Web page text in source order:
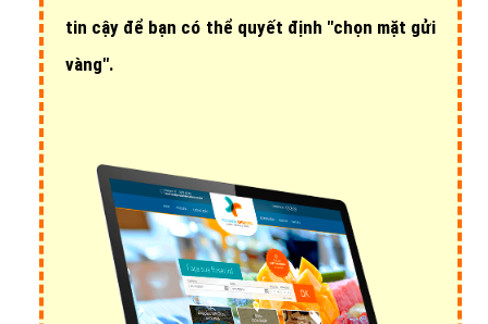
tin cậy để bạn có thể quyết định "chọn mặt gửi
vàng".